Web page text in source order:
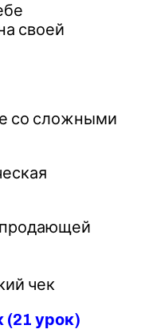
своей
со сложными
чек
(21 урок)